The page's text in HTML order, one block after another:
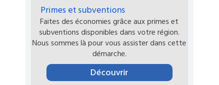
Primes et subventions
Faites des économies grâce aux primes et
subventions disponibles dans votre région.
Nous sommes là pour vous assister dans cette
démarche.
Découvrir